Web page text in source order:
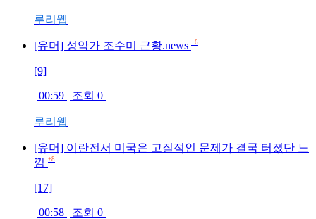
루리웹
[유머] 성악가 조수미 근황.news +6
[9]
| 00:59 | 조회 0 |
루리웹
[유머] 이란전서 미국은 고질적인 문제가 결국 터졌단 느
낌 +8
[17]
| 00:58 | 조회 0 |